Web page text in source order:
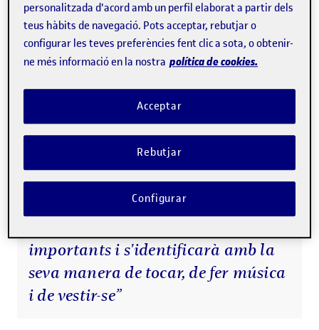
que els festivals de música tenen en la societat. Colombo
ha coordinat la participació de la UOC en el projecte
Festivals, Events and Inclusive Public Space (FESTPACE
d'esdeveniments a Europa.
“Si una persona va a un festival i
escolta el seu grup favorit o
qualsevol altre que li agrada,
importants i s'identificarà amb la
seva manera de tocar, de fer música
i de vestir-se”
personalitzada d'acord amb un perfil elaborat a partir dels
teus hàbits de navegació. Pots acceptar, rebutjar o
configurar les teves preferències fent clic a sota, o obtenir-
ne més informació en la nostra política de cookies.
Rebutjar
Acceptar
Configurar